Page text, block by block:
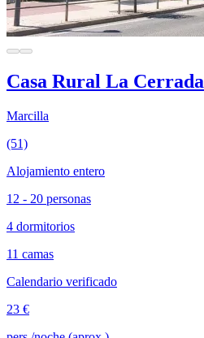
Casa Rural La Cerrada
Marcilla
(51)
Alojamiento entero
12 - 20 personas
4 dormitorios
11 camas
Calendario verificado
23 €